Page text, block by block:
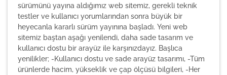
sürümünü yayına aldığımız web sitemiz, gerekli teknik
testler ve kullanıcı yorumlarından sonra büyük bir
heyecanla kararlı sürüm yayınına başladı. Yeni web
sitemiz baştan aşağı yenilendi, daha sade tasarım ve
kullanıcı dostu bir arayüz ile karşınızdayız. Başlıca
yenilikler; -Kullanıcı dostu ve sade arayüz tasarımı, -Tüm
ürünlerde hacim, yükseklik ve çap ölçüsü bilgileri, -Her